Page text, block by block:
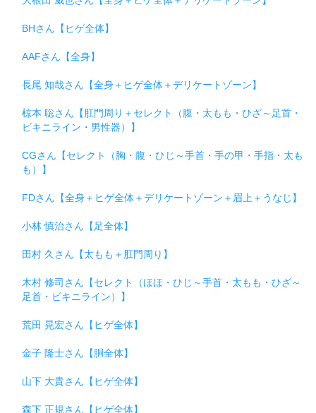
BHさん【ヒゲ全体】
AAFさん【全身】
長尾 知哉さん【全身＋ヒゲ全体＋デリケートゾーン】
椋本 聡さん【肛門周り＋セレクト（腹・太もも・ひざ～足首・
ビキニライン・男性器）】
CGさん【セレクト（胸・腹・ひじ～手首・手の甲・手指・太も
も）】
FDさん【全身＋ヒゲ全体＋デリケートゾーン＋眉上＋うなじ】
小林 慎治さん【足全体】
田村 久さん【太もも＋肛門周り】
木村 修司さん【セレクト（ほほ・ひじ～手首・太もも・ひざ～
足首・ビキニライン）】
荒田 晃宏さん【ヒゲ全体】
金子 隆士さん【胴全体】
山下 大貴さん【ヒゲ全体】
森下 正規さん【ヒゲ全体】